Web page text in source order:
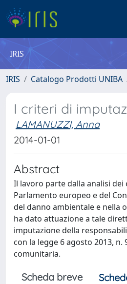
IRIS
IRIS Catalogo Prodotti UNIBA
I criteri di
LAMANUZZI, Anna
2014-01-01
Abstract
Il lavoro parte dalla analisi
Parlamento europeo e del
del danno ambientale e nella
ha dato attuazione a tale
imputazione della
con la legge 6 agosto 2013,
comunitaria.
Scheda breve